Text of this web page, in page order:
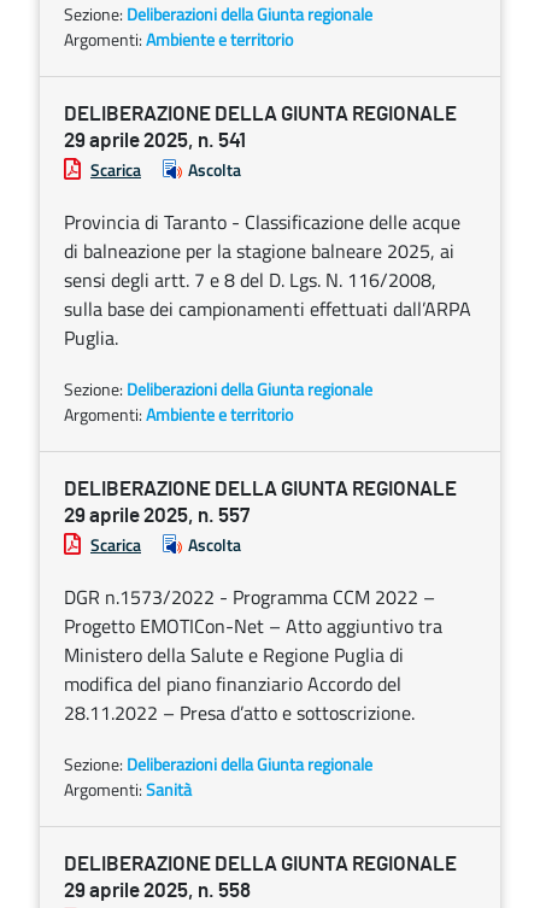
Sezione: Deliberazioni della Giunta regionale
Argomenti:Ambiente e territorio
DELIBERAZIONE DELLA GIUNTA REGIONALE
29 aprile 2025, n. 541
Scarica Ascolta
Provincia di Taranto - Classificazione delle acque
di balneazione per la stagione balneare 2025, ai
sensi degli artt. 7 e 8 del D. Lgs. N. 116/2008,
sulla base dei campionamenti effettuati dall’ARPA
Puglia.
Sezione: Deliberazioni della Giunta regionale
Argomenti:Ambiente e territorio
DELIBERAZIONE DELLA GIUNTA REGIONALE
29 aprile 2025, n. 557
Scarica Ascolta
DGR n.1573/2022 - Programma CCM 2022 –
Progetto EMOTICon-Net – Atto aggiuntivo tra
Ministero della Salute e Regione Puglia di
modifica del piano finanziario Accordo del
28.11.2022 – Presa d’atto e sottoscrizione.
Sezione: Deliberazioni della Giunta regionale
Argomenti:Sanità
DELIBERAZIONE DELLA GIUNTA REGIONALE
29 aprile 2025, n. 558